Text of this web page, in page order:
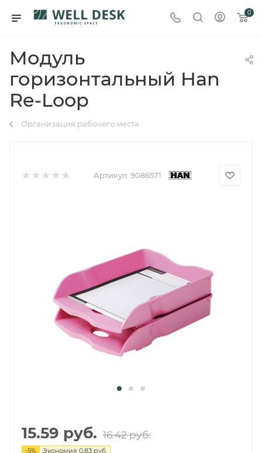
0
Модуль
горизонтальный Han
Re-Loop
Организация рабочего места
Артикул: 9086571
15.59 руб. 16.42руб.
-5% Экономия 0.83 руб.